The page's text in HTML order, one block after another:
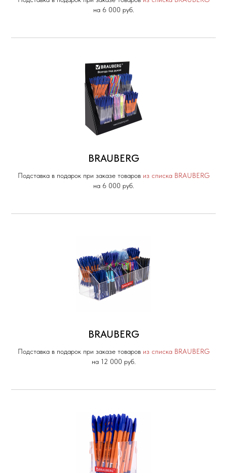
на 6 000 руб.
BRAUBERG
Подставка в подарок при заказе товаров из списка BRAUBERG
на 6 000 руб.
BRAUBERG
Подставка в подарок при заказе товаров из списка BRAUBERG
на 12 000 руб.